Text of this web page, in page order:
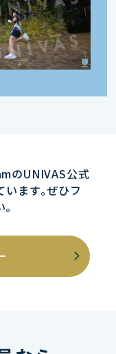
のUNIVAS公式
います｡ぜひフ
｡